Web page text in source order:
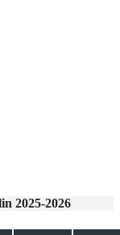
2025-2026